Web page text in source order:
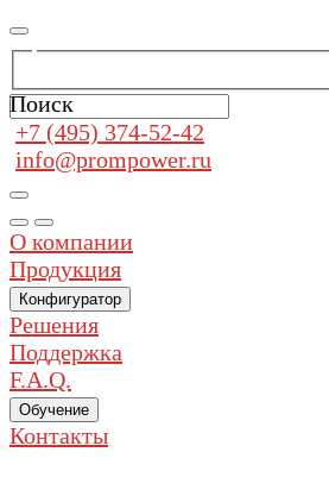
Поиск
+7 (495) 374-52-42
info@prompower.ru
О компании
Продукция
Конфигуратор
Решения
Поддержка
F.A.Q.
Обучение
Контакты